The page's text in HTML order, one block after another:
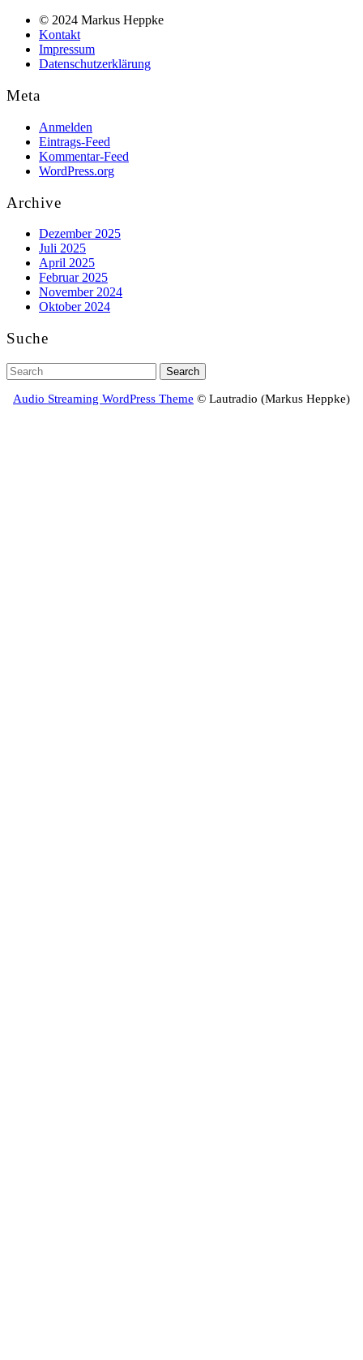
© 2024 Markus Heppke
Kontakt
Impressum
Datenschutzerklärung
Meta
Anmelden
Eintrags-Feed
Kommentar-Feed
WordPress.org
Archive
Dezember 2025
Juli 2025
April 2025
Februar 2025
November 2024
Oktober 2024
Suche
Search
for:
Audio Streaming WordPress Theme © Lautradio (Markus Heppke)